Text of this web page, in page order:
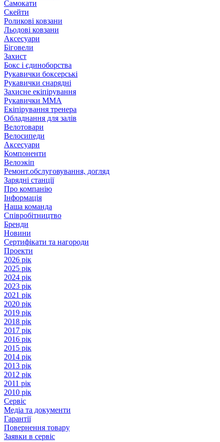
Самокати
Скейти
Роликові ковзани
Льодові ковзани
Аксесуари
Біговели
Захист
Бокс і єдиноборства
Рукавички боксерські
Рукавички снарядні
Захисне екіпірування
Рукавички ММА
Екіпірування тренера
Обладнання для залів
Велотовари
Велосипеди
Аксесуари
Компоненти
Велоэкіп
Ремонт.обслуговування, догляд
Зарядні станції
Про компанію
Інформація
Наша команда
Співробітництво
Бренди
Новини
Сертифікати та нагороди
Проекти
2026 рік
2025 рік
2024 рік
2023 рік
2021 рік
2020 рік
2019 рік
2018 рік
2017 рік
2016 рік
2015 рік
2014 рік
2013 рік
2012 рік
2011 рік
2010 рік
Сервіс
Медіа та документи
Гарантії
Повернення товару
Заявки в сервіс